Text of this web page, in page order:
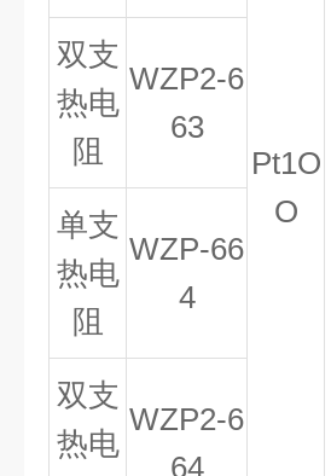
Pt1O
O
双支
热电
阻
WZP2-6
63
单支
热电
阻
WZP-66
4
双支
热电
WZP2-6
64